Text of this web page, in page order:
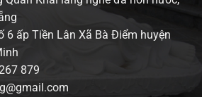
6 ấp Tiền Lân Xã Bà Điểm huyện
879